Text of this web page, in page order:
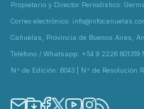
Propietario y Director Periodístico:
Correo electrónico:
Cañuelas, Provincia de Buenos Aires,
Teléfono / Whatsapp: +54 9 2226 601319
N° de Edición: 6043 | N° de Resolución